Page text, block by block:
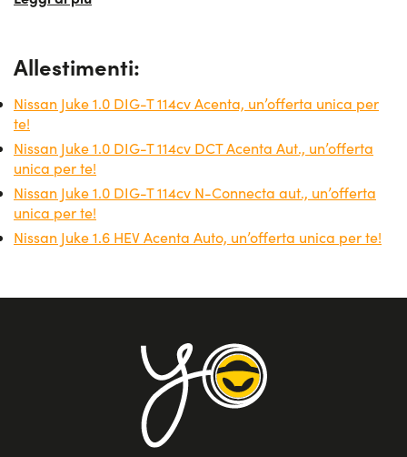
sui costi del carburante. Il
chi desidera una mobilità flessibile e senza pensieri.
Con la possibilità di trovare offerte competitive anche per
la Nissan Juke usata, questa formula si conferma come
una delle più interessanti per chi cerca convenienza e
innovazione. Grazie alla sua capacità di coniugare stile,
tecnologia e praticità, la Juke si distingue nel panorama
dei crossover compatti, rendendola una scelta ideale per
Allestimenti:
Nissan Juke 1.0 DIG-T 114cv Acenta, un’offerta unica per
te!
Nissan Juke 1.0 DIG-T 114cv DCT Acenta Aut., un’offerta
unica per te!
Nissan Juke 1.0 DIG-T 114cv N-Connecta aut., un’offerta
unica per te!
Nissan Juke 1.6 HEV Acenta Auto, un’offerta unica per te!